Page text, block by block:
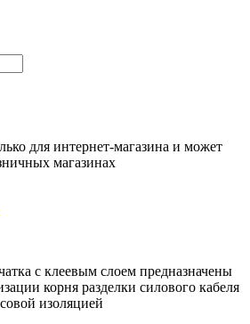
для интернет-магазина и может
магазинах
с клеевым слоем предназначены
корня разделки силового кабеля
изоляцией